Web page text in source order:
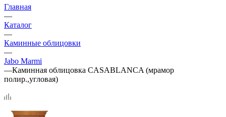
Главная
—
Каталог
—
Каминные облицовки
—
Jabo Marmi
—Каминная облицовка CASABLANCA (мрамор
полир.,угловая)